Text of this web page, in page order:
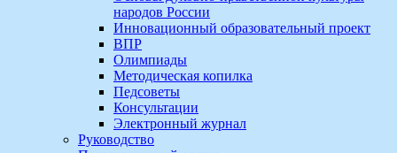
народов России
Инновационный образовательный проект
ВПР
Олимпиады
Методическая копилка
Педсоветы
Консультации
Электронный журнал
Руководство